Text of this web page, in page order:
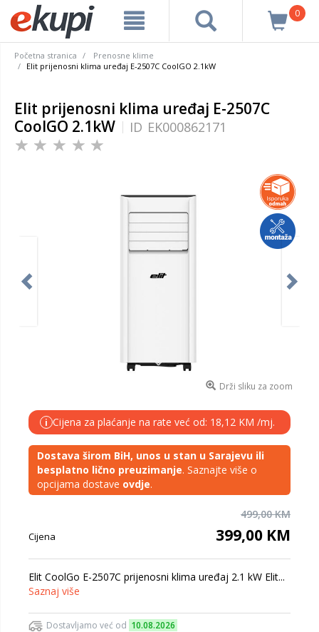
0
Početna stranica
Prenosne klime
Elit prijenosni klima uređaj E-2507C CoolGO 2.1kW
Elit prijenosni klima uređaj E-2507C
CoolGO 2.1kW
ID EK000862171
Drži sliku za zoom
i Cijena za plaćanje na rate već od: 18,12 KM /mj.
Dostava širom BiH, unos u stan u Sarajevu ili
besplatno lično preuzimanje. Saznajte više o
opcijama dostave ovdje.
499,00 KM
Cijena 399,00 KM
Elit CoolGo E-2507C prijenosni klima uređaj 2.1 kW Elit...
Saznaj više
Dostavljamo već od 10.08.2026